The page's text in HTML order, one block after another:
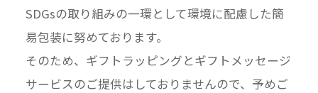
SDGsの取り組みの一環として環境に配慮した簡
易包装に努めております。
そのため、ギフトラッピングとギフトメッセージ
サービスのご提供はしておりませんので、予めご